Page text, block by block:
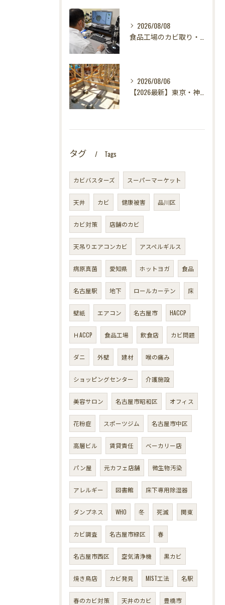
2026/08/08
2026/08/06
タグ Tags
カビバスターズ スーパーマーケット
天井 カビ 健康被害 品川区
カビ対策 店舗のカビ
天吊りエアコンカビ アスペルギルス
病原真菌 愛知県 ホットヨガ 食品
名古屋駅 地下 ロールカーテン 床
壁紙 エアコン 名古屋市 HACCP
ＨACCP 食品工場 飲食店 カビ問題
ダニ 外壁 建材 喉の痛み
ショッピングセンター 介護施設
美容サロン 名古屋市昭和区 オフィス
花粉症 スポーツジム 名古屋市中区
高層ビル 賃貸責任 ベーカリー店
パン屋 元カフェ店舗 微生物汚染
アレルギー 図書館 床下専用除湿器
ダンプネス WHO 冬 死滅 関東
カビ調査 名古屋市緑区 春
名古屋市西区 空気清浄機 黒カビ
焼き鳥店 カビ発見 MIST工法 名駅
春のカビ対策 天井のカビ 豊橋市